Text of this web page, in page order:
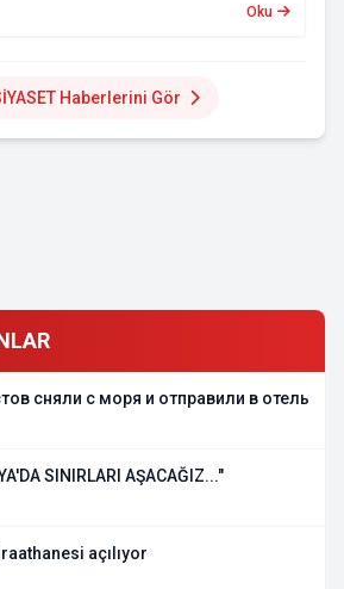
Oku
Haberlerini Gör
сняли с моря и отправили в отель
SINIRLARI AŞACAĞIZ..."
açılıyor